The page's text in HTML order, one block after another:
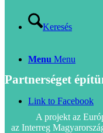
Keresés
Menu Menu
Link to Facebook
Partnerséget
A projekt az
az Interreg